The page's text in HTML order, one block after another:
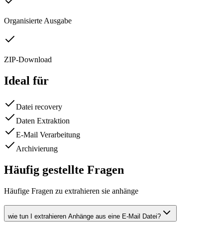
Organisierte Ausgabe
ZIP-Download
Ideal für
Datei recovery
Daten Extraktion
E-Mail Verarbeitung
Archivierung
Häufig gestellte Fragen
Häufige Fragen zu extrahieren sie anhänge
wie tun I extrahieren Anhänge aus eine E-Mail Datei?